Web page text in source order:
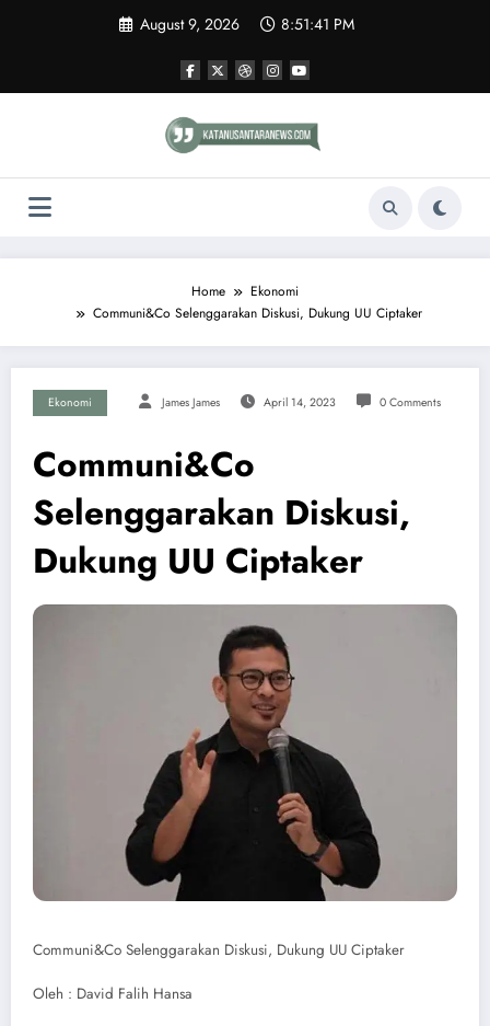
August 9, 2026 8:51:41 PM
Home
Ekonomi
Communi&Co Selenggarakan Diskusi, Dukung UU Ciptaker
Ekonomi James James April 14, 2023 0 Comments
Communi&Co
Selenggarakan Diskusi,
Dukung UU Ciptaker
Communi&Co Selenggarakan Diskusi, Dukung UU Ciptaker
Oleh : David Falih Hansa